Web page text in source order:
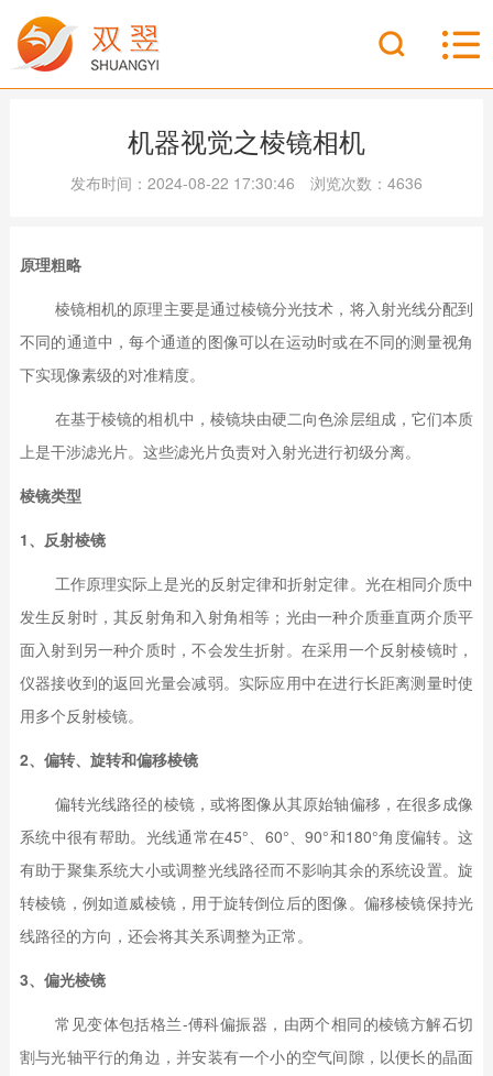
机器视觉之棱镜相机
发布时间：2024-08-22 17:30:46 浏览次数：4636
原理粗略
棱镜相机的原理主要是通过棱镜分光技术，将入射光线分配到
不同的通道中，每个通道的图像可以在运动时或在不同的测量视角
下实现像素级的对准精度。
在基于棱镜的相机中，棱镜块由硬二向色涂层组成，它们本质
上是干涉滤光片。这些滤光片负责对入射光进行初级分离。
棱镜类型
1、反射棱镜
工作原理实际上是光的反射定律和折射定律。光在相同介质中
发生反射时，其反射角和入射角相等；光由一种介质垂直两介质平
面入射到另一种介质时，不会发生折射。在采用一个反射棱镜时，
仪器接收到的返回光量会减弱。实际应用中在进行长距离测量时使
用多个反射棱镜。
2、偏转、旋转和偏移棱镜
偏转光线路径的棱镜，或将图像从其原始轴偏移，在很多成像
系统中很有帮助。光线通常在45°、60°、90°和180°角度偏转。这
有助于聚集系统大小或调整光线路径而不影响其余的系统设置。旋
转棱镜，例如道威棱镜，用于旋转倒位后的图像。偏移棱镜保持光
线路径的方向，还会将其关系调整为正常。
3、偏光棱镜
常见变体包括格兰-傅科偏振器，由两个相同的棱镜方解石切
割与光轴平行的角边，并安装有一个小的空气间隙，以便长的晶面